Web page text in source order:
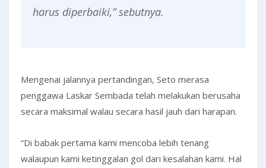
harus diperbaiki,” sebutnya.
Mengenai jalannya pertandingan, Seto merasa
penggawa Laskar Sembada telah melakukan berusaha
secara maksimal walau secara hasil jauh dari harapan.
“Di babak pertama kami mencoba lebih tenang
walaupun kami ketinggalan gol dari kesalahan kami. Hal